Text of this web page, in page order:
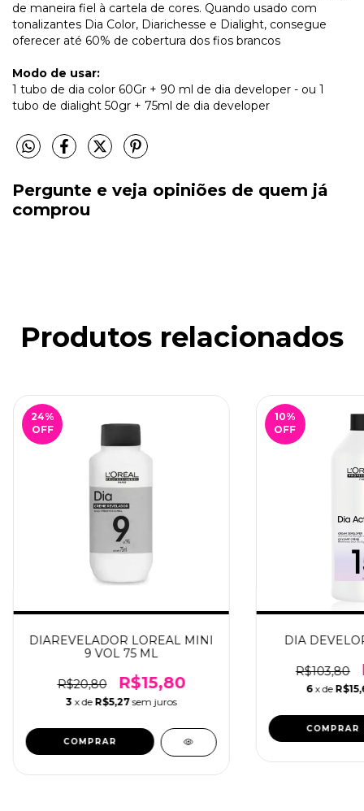
de maneira fiel à cartela de cores. Quando usado com
tonalizantes Dia Color, Diarichesse e Dialight, consegue
oferecer até 60% de cobertura dos fios brancos
Modo de usar:
1 tubo de dia color 60Gr + 90 ml de dia developer - ou 1
tubo de dialight 50gr + 75ml de dia developer
Pergunte e veja opiniões de quem já
comprou
Produtos relacionados
24%
OFF
DIAREVELADOR LOREAL MINI
9 VOL 75 ML
R$20,80 R$15,80
3 x de R$5,27 sem juros
10%
OFF
DIA
R$103,80
6 x de